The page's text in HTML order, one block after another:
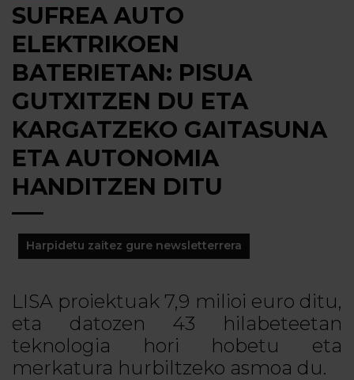
SUFREA AUTO
ELEKTRIKOEN
BATERIETAN: PISUA
GUTXITZEN DU ETA
KARGATZEKO GAITASUNA
ETA AUTONOMIA
HANDITZEN DITU
Harpidetu zaitez gure newsletterrera
LISA proiektuak 7,9 milioi euro ditu,
eta datozen 43 hilabeteetan
teknologia hori hobetu eta
merkatura hurbiltzeko asmoa du.